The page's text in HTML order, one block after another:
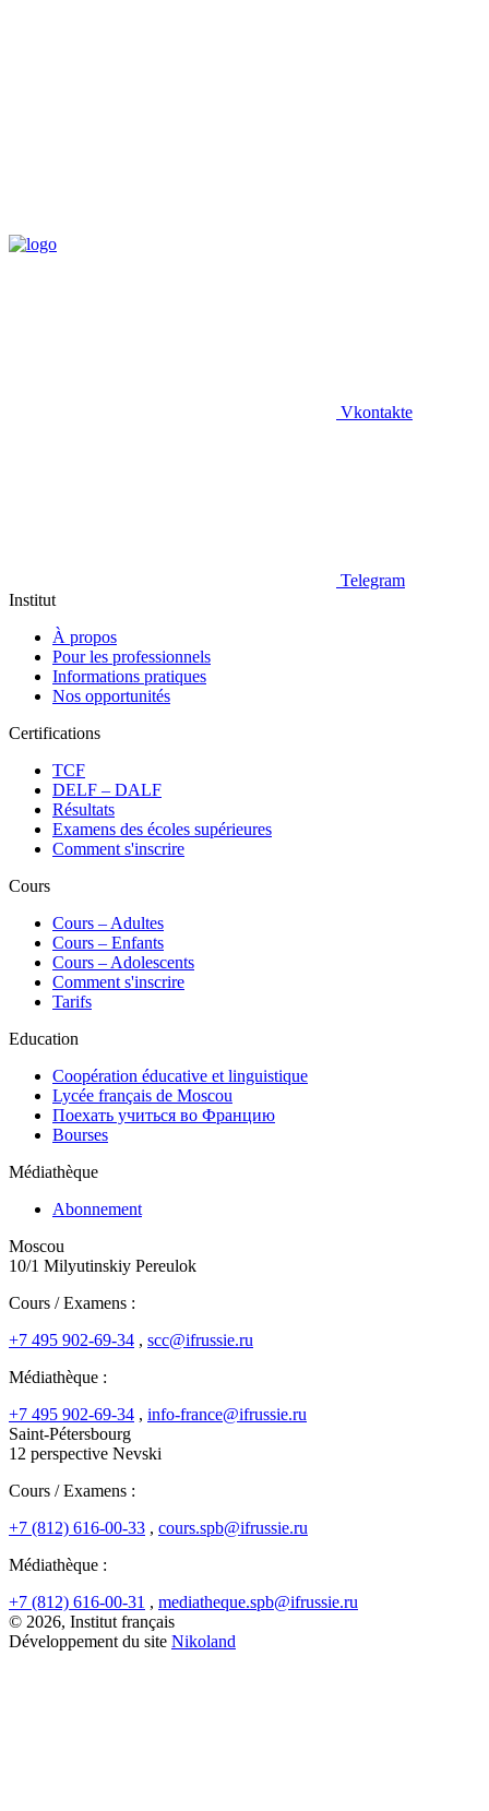
Vkontakte
Telegram
Institut
À propos
Pour les professionnels
Informations pratiques
Nos opportunités
Certifications
TCF
DELF – DALF
Résultats
Examens des écoles supérieures
Comment s'inscrire
Cours
Сours – Adultes
Cours – Enfants
Cours – Adolescents
Comment s'inscrire
Tarifs
Education
Coopération éducative et linguistique
Lycée français de Moscou
Поехать учиться во Францию
Bourses
Médiathèque
Abonnement
Moscou
10/1 Milyutinskiy Pereulok
Cours / Examens :
+7 495 902-69-34 , scc@ifrussie.ru
Médiathèque :
+7 495 902-69-34 , info-france@ifrussie.ru
Saint-Pétersbourg
12 perspective Nevski
Cours / Examens :
+7 (812) 616-00-33 , cours.spb@ifrussie.ru
Médiathèque :
+7 (812) 616-00-31 , mediatheque.spb@ifrussie.ru
© 2026, Institut français
Développement du site Nikoland